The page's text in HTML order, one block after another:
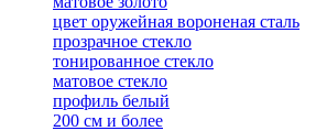
цвет оружейная вороненая сталь
прозрачное стекло
тонированное стекло
матовое стекло
профиль белый
200 см и более